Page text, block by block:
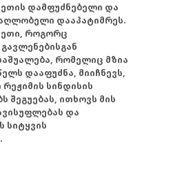
დამფუძნებელი და
დააპატიმრეს.
როგორც
რომელიც მზია
დააფუძნა, მიიჩნევს,
სინდისის
შეგუებას, ითხოვს მის
და
სიტყვის